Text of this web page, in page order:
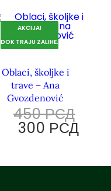
AKCIJA!
DOK TRAJU ZALIHE.
Oblaci, školjke i
trave – Ana
Gvozdenović
450РСД
300 РСД